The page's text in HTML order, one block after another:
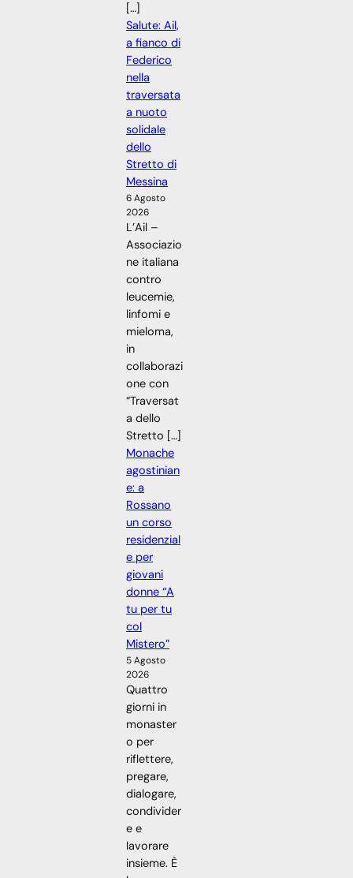
[…]
Salute: Ail,
a fianco di
Federico
nella
traversata
a nuoto
solidale
dello
Stretto di
Messina
6 Agosto
2026
L’Ail –
Associazio
ne italiana
contro
leucemie,
linfomi e
mieloma,
in
collaborazi
one con
“Traversat
a dello
Stretto […]
Monache
agostinian
e: a
Rossano
un corso
residenzial
e per
giovani
donne “A
tu per tu
col
Mistero”
5 Agosto
2026
Quattro
giorni in
monaster
o per
riflettere,
pregare,
dialogare,
condivider
e e
lavorare
insieme. È